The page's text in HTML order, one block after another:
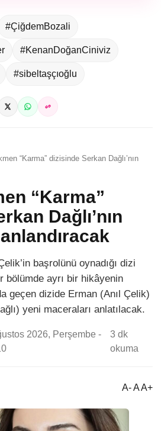
#ÇiğdemBozali
#KenanDoğanCiniviz
#sibeltaşçıoğlu
“Karma” dizisinde Serkan Dağlı’nın
“Karma”
Dağlı’nın
başrolünü oynadığı dizi
bölümde ayrı bir hikâyenin
geçen dizide Erman (Anıl Çelik)
yeni maceraları anlatılacak.
2026, Perşembe -
3 dk
okuma
A- A A+